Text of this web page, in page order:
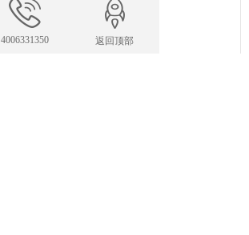
4006331350 返回顶部